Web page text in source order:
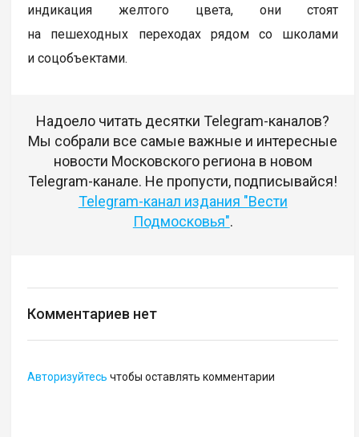
индикация желтого цвета, они стоят
на пешеходных переходах рядом со школами
и соцобъектами.
Надоело читать десятки Telegram-каналов?
Мы собрали все самые важные и интересные
новости Московского региона в новом
Telegram-канале. Не пропусти, подписывайся!
Telegram-канал издания "Вести
Подмосковья".
Комментариев нет
Авторизуйтесь чтобы оставлять комментарии